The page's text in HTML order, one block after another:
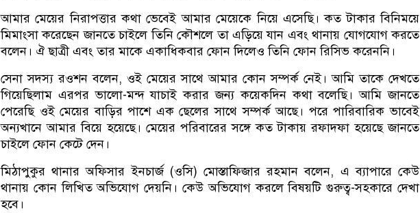
আমার মেয়ের নিরাপত্তার কথা ভেবেই আমার মেয়েকে নিয়ে এসেছি। কত টাকার বিনিময়ে
মিমাংসা করেছেন জানতে চাইলে তিনি কৌশলে তা এড়িয়ে যান এবং থানায় যোগযোগ করতে
বলেন। ঐ ছাত্রী এবং তার মাকে একাধিকবার ফোন দিলেও তিনি ফোন রিসিভ করেননি।
সেনা সদস্য রওশন বলেন, ওই মেয়ের সাথে আমার কোন সম্পর্ক নেই। আমি তাকে দেখতে
গিয়েছিলাম এরপর ভালো-মন্দ যাচাই করার জন্য কয়েকদিন কথা বলেছি। আমি জানতে
পেরেছি ওই মেয়ের বাড়ির পাশে এক ছেলের সাথে সম্পর্ক আছে। পরে পারিবারিক ভাবেই
অন্যখানে আমার বিয়ে হয়েছে। মেয়ের পরিবারের সঙ্গে কত টাকায় রফাদফা হয়েছে জানতে
চাইলে ফোন কেটে দেন।
মিঠাপুকুর থানার অফিসার ইনচার্জ (ওসি) মোস্তাফিজার রহমান বলেন, এ ব্যাপারে কেউ
থানায় কোন লিখিত অভিযোগ দেয়নি। কেউ অভিযোগ করলে বিষয়টি গুরুত্ব-সহকারে দেখা
হবে।